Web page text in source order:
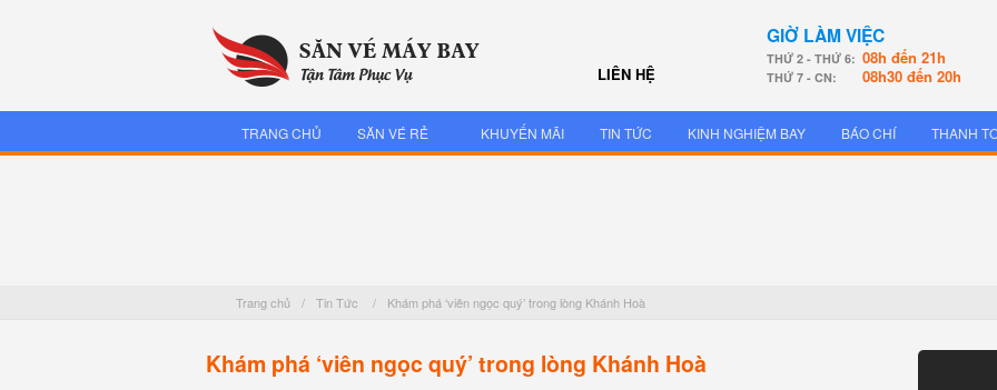
LIÊN HỆ
GIỜ LÀM VIỆC
THỨ 2 - THỨ 6: 08h đến 21h
THỨ 7 - CN: 08h30 đến 20h
TRANG CHỦ SĂN VÉ RẺ KHUYẾN MÃI TIN TỨC KINH NGHIỆM BAY BÁO CHÍ THANH
Trang chủ / Tin Tức / Khám phá ‘viên ngọc quý’ trong lòng Khánh Hoà
Khám phá ‘viên ngọc quý’ trong lòng Khánh Hoà